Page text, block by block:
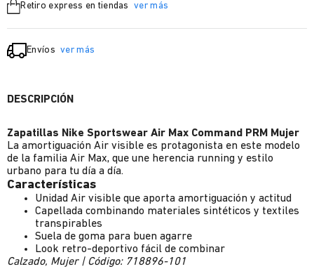
Retiro express en tiendas ver más
Envíos ver más
DESCRIPCIÓN
Zapatillas Nike Sportswear Air Max Command PRM Mujer
La amortiguación Air visible es protagonista en este modelo
de la familia Air Max, que une herencia running y estilo
urbano para tu día a día.
Características
Unidad Air visible que aporta amortiguación y actitud
Capellada combinando materiales sintéticos y textiles
transpirables
Suela de goma para buen agarre
Look retro-deportivo fácil de combinar
Calzado, Mujer | Código: 718896-101